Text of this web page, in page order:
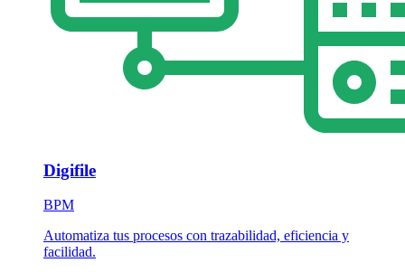
Digifile
BPM
Automatiza tus procesos con trazabilidad, eficiencia y
facilidad.